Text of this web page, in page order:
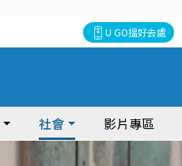
U GO搵好去處
社會 影片專區